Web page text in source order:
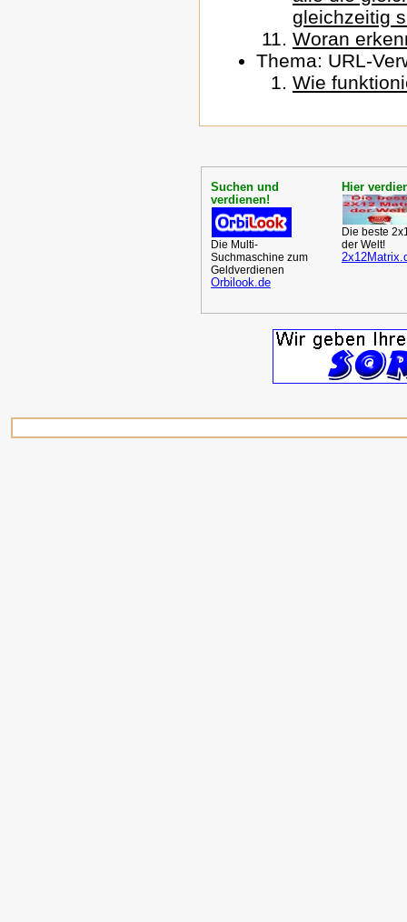
gleichzeitig
Woran
Thema: URL-
Wie
Suchen und
verdienen!
Die Multi-
Suchmaschine zum
Geldverdienen
Orbilook.de
Hier
Die beste
der Welt!